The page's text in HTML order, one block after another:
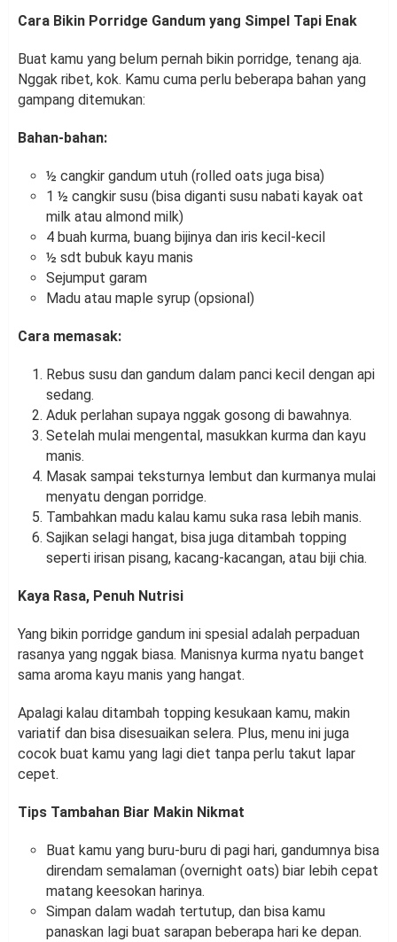
Cara Bikin Porridge Gandum yang Simpel Tapi Enak
Buat kamu yang belum pernah bikin porridge, tenang aja.
Nggak ribet, kok. Kamu cuma perlu beberapa bahan yang
gampang ditemukan:
Bahan-bahan:
½ cangkir gandum utuh (rolled oats juga bisa)
1 ½ cangkir susu (bisa diganti susu nabati kayak oat
milk atau almond milk)
4 buah kurma, buang bijinya dan iris kecil-kecil
½ sdt bubuk kayu manis
Sejumput garam
Madu atau maple syrup (opsional)
Cara memasak:
Rebus susu dan gandum dalam panci kecil dengan api
sedang.
Aduk perlahan supaya nggak gosong di bawahnya.
Setelah mulai mengental, masukkan kurma dan kayu
manis.
Masak sampai teksturnya lembut dan kurmanya mulai
menyatu dengan porridge.
Tambahkan madu kalau kamu suka rasa lebih manis.
Sajikan selagi hangat, bisa juga ditambah topping
seperti irisan pisang, kacang-kacangan, atau biji chia.
Kaya Rasa, Penuh Nutrisi
Yang bikin porridge gandum ini spesial adalah perpaduan
rasanya yang nggak biasa. Manisnya kurma nyatu banget
sama aroma kayu manis yang hangat.
Apalagi kalau ditambah topping kesukaan kamu, makin
variatif dan bisa disesuaikan selera. Plus, menu ini juga
cocok buat kamu yang lagi diet tanpa perlu takut lapar
cepet.
Tips Tambahan Biar Makin Nikmat
Buat kamu yang buru-buru di pagi hari, gandumnya bisa
direndam semalaman (overnight oats) biar lebih cepat
matang keesokan harinya.
Simpan dalam wadah tertutup, dan bisa kamu
panaskan lagi buat sarapan beberapa hari ke depan.